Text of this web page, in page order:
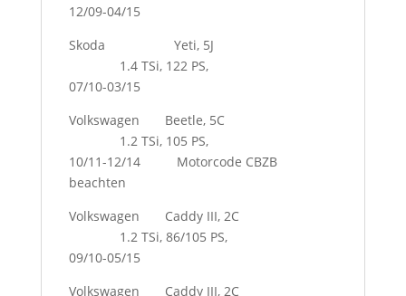
12/09-04/15
Skoda Yeti, 5J
1.4 TSi, 122 PS,
07/10-03/15
Volkswagen Beetle, 5C
1.2 TSi, 105 PS,
10/11-12/14 Motorcode CBZB
beachten
Volkswagen Caddy III, 2C
1.2 TSi, 86/105 PS,
09/10-05/15
Volkswagen Caddy III, 2C